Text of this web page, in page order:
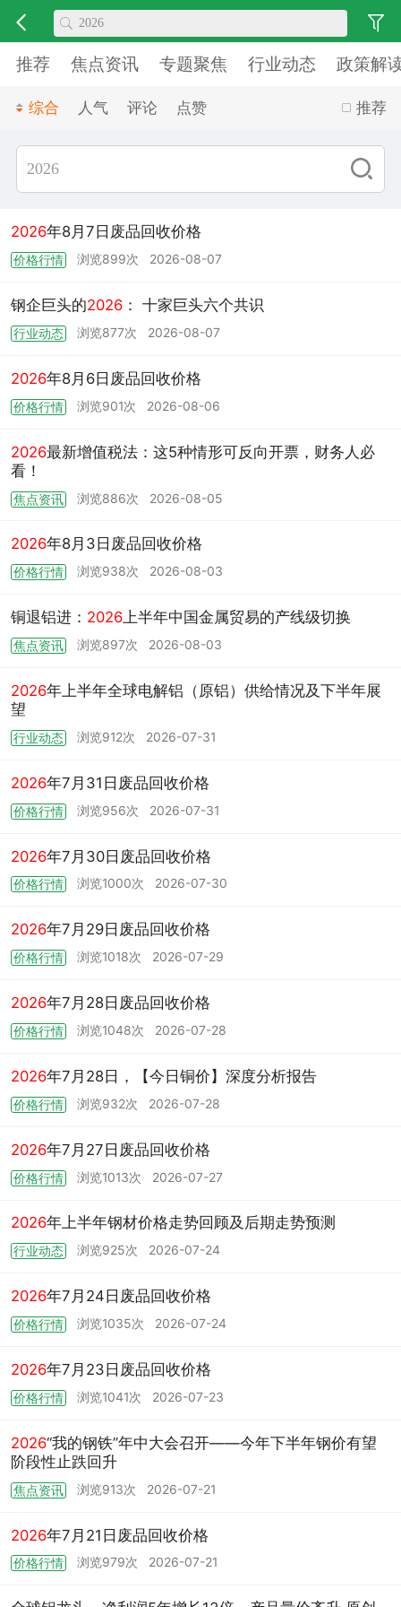
推荐 焦点资讯 专题聚焦 行业动态 政策解
推荐
综合 人气 评论 点赞
2026年8月7日废品回收价格
价格行情 浏览899次 2026-08-07
钢企巨头的2026： 十家巨头六个共识
行业动态 浏览877次 2026-08-07
2026年8月6日废品回收价格
价格行情 浏览901次 2026-08-06
2026最新增值税法：这5种情形可反向开票，财务人必
看！
焦点资讯 浏览886次 2026-08-05
2026年8月3日废品回收价格
价格行情 浏览938次 2026-08-03
铜退铝进： 2026上半年中国金属贸易的产线级切换
焦点资讯 浏览897次 2026-08-03
2026年上半年全球电解铝（原铝）供给情况及下半年展
望
行业动态 浏览912次 2026-07-31
2026年7月31日废品回收价格
价格行情 浏览956次 2026-07-31
2026年7月30日废品回收价格
价格行情 浏览1000次 2026-07-30
2026年7月29日废品回收价格
价格行情 浏览1018次 2026-07-29
2026年7月28日废品回收价格
价格行情 浏览1048次 2026-07-28
2026年7月28日，【今日铜价】深度分析报告
价格行情 浏览932次 2026-07-28
2026年7月27日废品回收价格
价格行情 浏览1013次 2026-07-27
2026年上半年钢材价格走势回顾及后期走势预测
行业动态 浏览925次 2026-07-24
2026年7月24日废品回收价格
价格行情 浏览1035次 2026-07-24
2026年7月23日废品回收价格
价格行情 浏览1041次 2026-07-23
2026“我的钢铁”年中大会召开——今年下半年钢价有望
阶段性止跌回升
焦点资讯 浏览913次 2026-07-21
2026年7月21日废品回收价格
价格行情 浏览979次 2026-07-21